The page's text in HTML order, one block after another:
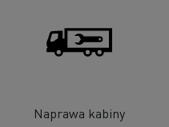
Naprawa kabiny